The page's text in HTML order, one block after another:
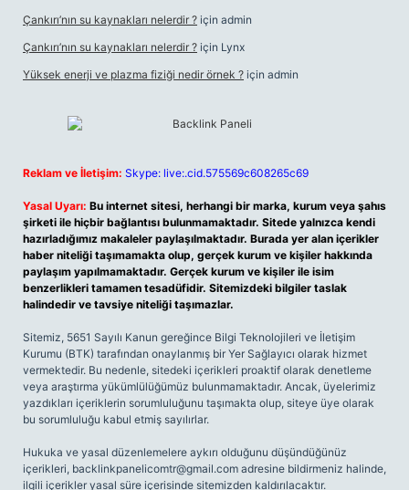
Çankırı’nın su kaynakları nelerdir ? için admin
Çankırı’nın su kaynakları nelerdir ? için Lynx
Yüksek enerji ve plazma fiziği nedir örnek ? için admin
Reklam ve İletişim: Skype: live:.cid.575569c608265c69
Yasal Uyarı: Bu internet sitesi, herhangi bir marka, kurum veya şahıs
şirketi ile hiçbir bağlantısı bulunmamaktadır. Sitede yalnızca kendi
hazırladığımız makaleler paylaşılmaktadır. Burada yer alan içerikler
haber niteliği taşımamakta olup, gerçek kurum ve kişiler hakkında
paylaşım yapılmamaktadır. Gerçek kurum ve kişiler ile isim
benzerlikleri tamamen tesadüfidir. Sitemizdeki bilgiler taslak
halindedir ve tavsiye niteliği taşımazlar.
Sitemiz, 5651 Sayılı Kanun gereğince Bilgi Teknolojileri ve İletişim
Kurumu (BTK) tarafından onaylanmış bir Yer Sağlayıcı olarak hizmet
vermektedir. Bu nedenle, sitedeki içerikleri proaktif olarak denetleme
veya araştırma yükümlülüğümüz bulunmamaktadır. Ancak, üyelerimiz
yazdıkları içeriklerin sorumluluğunu taşımakta olup, siteye üye olarak
bu sorumluluğu kabul etmiş sayılırlar.
Hukuka ve yasal düzenlemelere aykırı olduğunu düşündüğünüz
içerikleri, backlinkpanelicomtr@gmail.com adresine bildirmeniz halinde,
ilgili içerikler yasal süre içerisinde sitemizden kaldırılacaktır.